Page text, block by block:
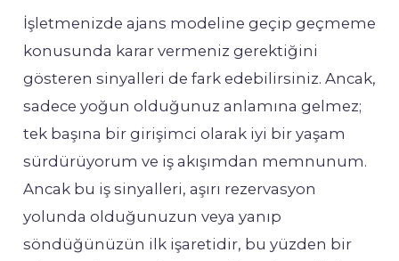
İşletmenizde ajans modeline geçip geçmeme
konusunda karar vermeniz gerektiğini
gösteren sinyalleri de fark edebilirsiniz. Ancak,
sadece yoğun olduğunuz anlamına gelmez;
tek başına bir girişimci olarak iyi bir yaşam
sürdürüyorum ve iş akışımdan memnunum.
Ancak bu iş sinyalleri, aşırı rezervasyon
yolunda olduğunuzun veya yanıp
söndüğünüzün ilk işaretidir, bu yüzden bir